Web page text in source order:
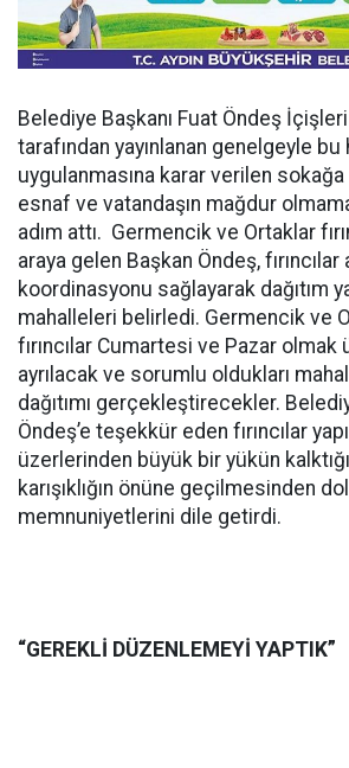
Belediye Başkanı Fuat Öndeş İçişleri
tarafından yayınlanan genelgeyle
uygulanmasına karar verilen sokağa
esnaf ve vatandaşın mağdur
adım attı. Germencik ve Ortaklar
araya gelen Başkan Öndeş, fırıncılar
koordinasyonu sağlayarak dağıtım
mahalleleri belirledi. Germencik ve
fırıncılar Cumartesi ve Pazar
ayrılacak ve sorumlu oldukları
dağıtımı gerçekleştirecekler.
Öndeş’e teşekkür eden fırıncılar
üzerlerinden büyük bir yükün
karışıklığın önüne geçilmesinden
memnuniyetlerini dile getirdi.
“GEREKLİ DÜZENLEMEYİ YAPTIK”